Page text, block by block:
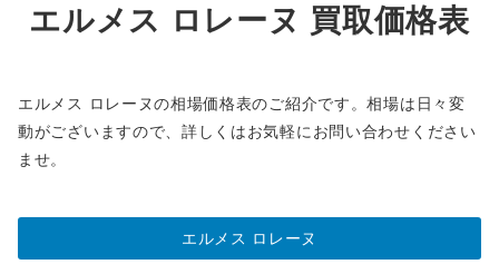
エルメス ロレーヌ 買取価格表
エルメス ロレーヌの相場価格表のご紹介です。相場は日々変
動がございますので、詳しくはお気軽にお問い合わせください
ませ。
エルメス ロレーヌ